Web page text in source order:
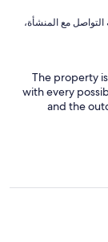
عناصر نالت الإعجاب: ⁦النظافة⁩، و⁦تسجيل الوصول⁩، و⁦جهة التواصل مع المنشأة⁩،
The property
with every
and the